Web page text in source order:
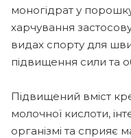
моногідрат у
харчування
видах спорту для
підвищення сили та
Підвищений вміст
молочної кислоти,
організмі та сприяє